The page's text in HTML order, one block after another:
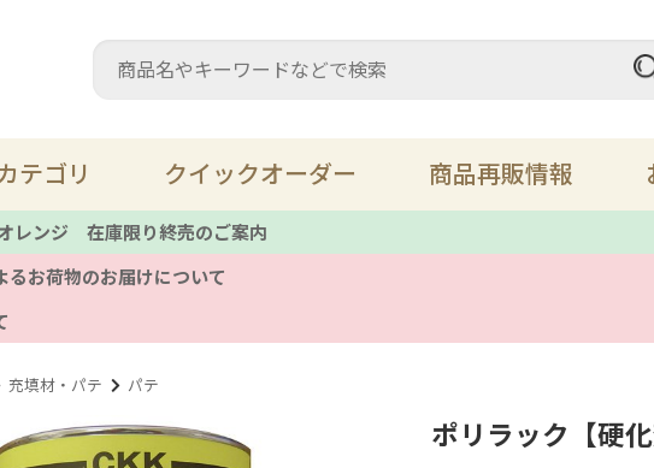
レンジ 在庫限り終売のご案内
お荷物のお届けについて
テゴリ
レザーメンテナンス
キッ
クイックオーダー 商品再販情報
充填材・パテ パテ
ポリラック【硬化